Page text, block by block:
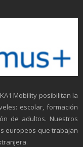
Mobility posibilitan la
escolar, formación
de adultos. Nuestros
europeos que trabajan